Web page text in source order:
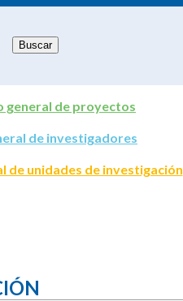
general de proyectos
de investigadores
de unidades de investigación